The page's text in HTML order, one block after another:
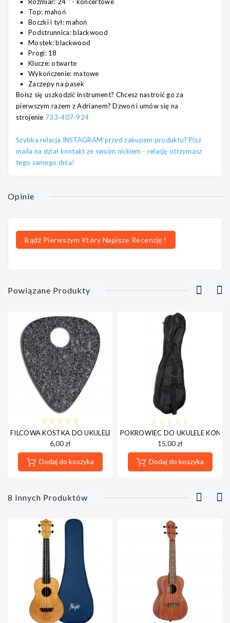
Top: mahoń
Boczki i tył: mahoń
Podstrunnica: blackwood
Mostek: blackwood
Progi: 18
Klucze: otwarte
Wykończenie: matowe
Zaczepy na pasek
Boisz się uszkodzić instrument? Chcesz nastroić go za
pierwszym razem z Adrianem? Dzwoń i umów się na
strojenie 733-407-924
Szybka relacja INSTAGRAM przed zakupem produktu? Pisz
maila na dział kontakt ze swoim nickiem - relację otrzymasz
tego samego dnia!
Opinie
Bądź Pierwszym Który Napisze Recenzję !
Powiązane Produkty
FILCOWA KOSTKA DO UKULELE NSG-F
6,00 zł
Dodaj do koszyka
POKROWIEC DO UKULELE
15,00 zł
Dodaj do koszyka
8 Innych Produktów